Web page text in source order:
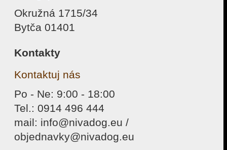
Okružná 1715/34
Bytča 01401
Kontakty
Kontaktuj nás
Po - Ne: 9:00 - 18:00
Tel.: 0914 496 444
mail: info@nivadog.eu /
objednavky@nivadog.eu